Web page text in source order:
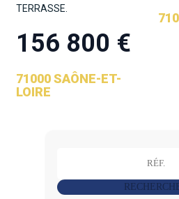
TERRASSE.
156 800 €
71000 SAÔNE-ET-
LOIRE